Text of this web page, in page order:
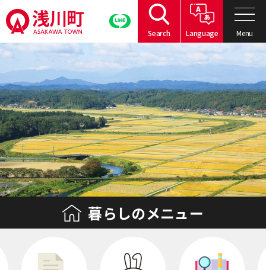
の
ペ
ー
ジ
の
本
文
へ
移
動
Search Language Menu
こ
か
ら
本
文
で
す。
暮らしのメニュー